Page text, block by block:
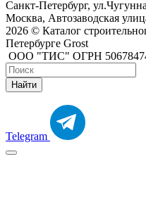
Санкт-Петербург,
Москва, Автозаводская
2026 © Каталог
Петербурге Grost
ООО "ТИС" ОГРН
Найти
Telegram